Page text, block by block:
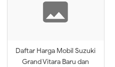
Daftar Harga Mobil Suzuki
Grand Vitara Baru dan